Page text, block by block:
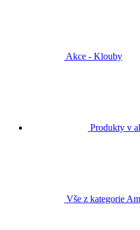
Akce - Klouby
Produkty v
Vše z kategorie